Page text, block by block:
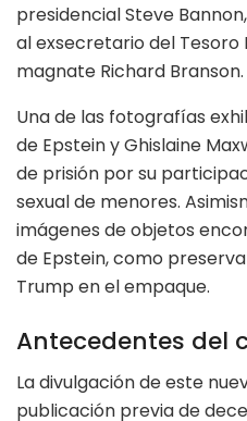
presidencial Steve
al exsecretario del Tesoro
magnate Richard Branson.
Una de las fotografías
de Epstein y Ghislaine
de prisión por su
sexual de menores.
imágenes de objetos
de Epstein, como
Trump en el empaque.
Antecedentes del
La divulgación de este
publicación previa de